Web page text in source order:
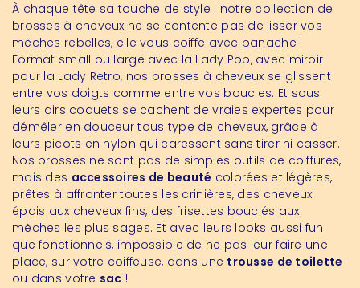
À chaque tête sa touche de style : notre collection de
brosses à cheveux ne se contente pas de lisser vos
mèches rebelles, elle vous coiffe avec panache !
Format small ou large avec la Lady Pop, avec miroir
pour la Lady Retro, nos brosses à cheveux se glissent
entre vos doigts comme entre vos boucles. Et sous
leurs airs coquets se cachent de vraies expertes pour
démêler en douceur tous type de cheveux, grâce à
leurs picots en nylon qui caressent sans tirer ni casser.
Nos brosses ne sont pas de simples outils de coiffures,
mais des accessoires de beauté colorées et légères,
prêtes à affronter toutes les crinières, des cheveux
épais aux cheveux fins, des frisettes bouclés aux
mèches les plus sages. Et avec leurs looks aussi fun
que fonctionnels, impossible de ne pas leur faire une
place, sur votre coiffeuse, dans une trousse de toilette
ou dans votre sac !